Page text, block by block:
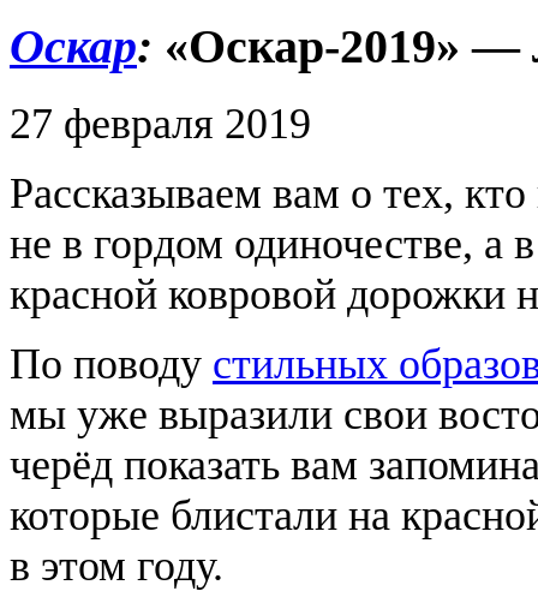
Оскар: «Оскар-2019»
27 февраля 2019
Рассказываем вам о тех,
не в гордом одиночестве,
красной ковровой дорожки
По поводу стильных
мы уже выразили свои
черёд показать вам
которые блистали на
в этом году.